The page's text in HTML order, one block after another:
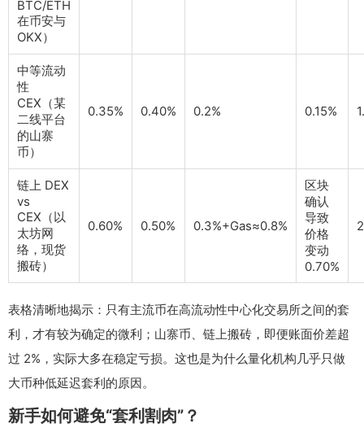
BTC/ETH
在币安与
OKX）
中等流动
性
CEX（某
二线平台
的山寨
币）
0.35% 0.40% 0.2% 0.15%
链上 DEX
vs
CEX（以
太坊网
络，现货
搬砖）
0.60% 0.50% 0.3%+Gas≈0.8%
区块
确认
导致
价格
变动
0.70%
表格清晰地揭示：只有主流币在高流动性中心化交易所之间的套
利，才有较为确定的微利；山寨币、链上搬砖，即便账面价差超
过 2%，实际大多在稳定亏损。这也是为什么量化机构几乎只做
大币种低延迟套利的原因。
新手如何避免“套利割肉”？